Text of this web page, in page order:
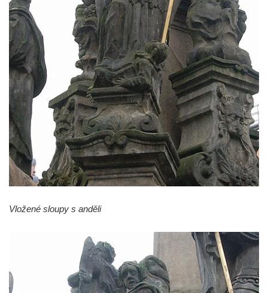
svatých Petra a Pavla v Růžové
Sloup Nejsvětější Trojice ve Varnsdorfu
Sloup Panny Marie v Kraslicích
Sloup se sochou Krista Salvátora v
Jablonném v Podještědí
Sloup Nejsvětější Trojice u zámečku Pachtů
z Rájova v Jablonném v Podještědí
Sloup se sochou svatého Vavřince v
Jiřetíně pod Jedlovou
Sloup archanděla Michaela v Nejdku
Sloup Panny Marie v Nejdku
Sloup Nejsvětější Trojice v Nejdku
Sloup Nejsvětější Trojice v Náchodě
Sloup Panny Marie v Náchodě
Sloup Panny Marie v Rokycanech
Vložené sloupy s anděli